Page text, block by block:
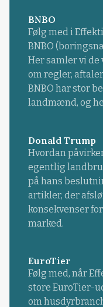
BNBO
Følg med i
BNBO
Her samler vi
om regler,
BNBO har stor
landmænd, og
Donald Trump
Hvordan
egentlig
på hans
artikler, der
konsekvenser
marked.
EuroTier
Følg med, når
store EuroTier-
om